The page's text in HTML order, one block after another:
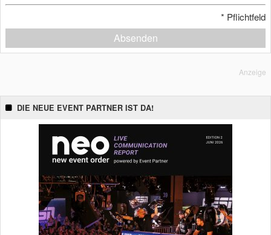
* Pflichtfeld
Absenden
Anzeige
DIE NEUE EVENT PARTNER IST DA!